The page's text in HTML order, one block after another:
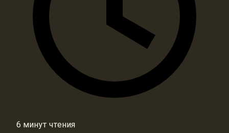
6 минут чтения